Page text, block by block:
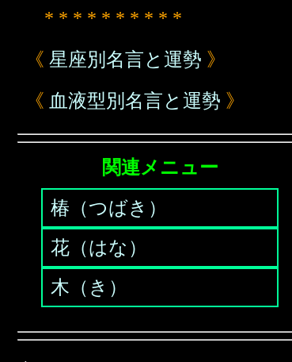
* * * * * * * * * *
《 星座別名言と運勢 》
《 血液型別名言と運勢 》
関連メニュー
椿（つばき）
花（はな）
木（き）